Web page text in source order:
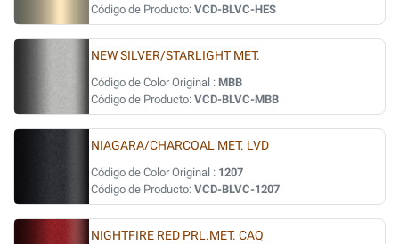
Código de Producto: VCD-BLVC-HES
NEW SILVER/STARLIGHT MET.
Código de Color Original : MBB
Código de Producto: VCD-BLVC-MBB
NIAGARA/CHARCOAL MET. LVD
Código de Color Original : 1207
Código de Producto: VCD-BLVC-1207
NIGHTFIRE RED PRL.MET. CAQ